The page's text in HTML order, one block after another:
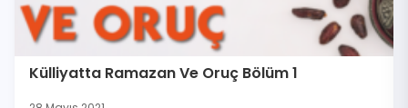
Külliyatta Ramazan Ve Oruç Bölüm 1